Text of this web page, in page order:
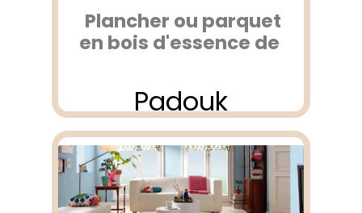
Plancher ou parquet
en bois d'essence de
Padouk